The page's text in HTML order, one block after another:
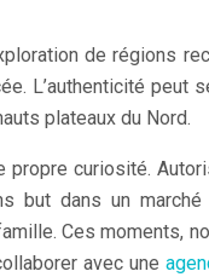
de régions
L’authenticité peut
plateaux du Nord.
propre curiosité.
but dans un
Ces moments,
avec une